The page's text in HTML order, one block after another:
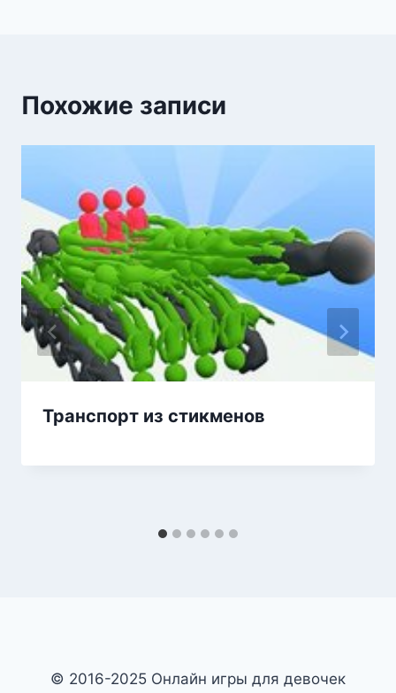
Похожие записи
Транспорт из стикменов
© 2016-2025 Онлайн игры для девочек